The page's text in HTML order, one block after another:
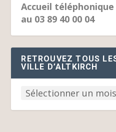
Accueil téléphonique
au 03 89 40 00 04
RETROUVEZ TOUS
VILLE D’ALTKIRCH